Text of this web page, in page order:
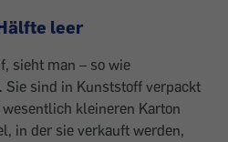
leer
sieht man – so wie
Sie sind in Kunststoff verpackt
kleineren Karton
in der sie verkauft werden,